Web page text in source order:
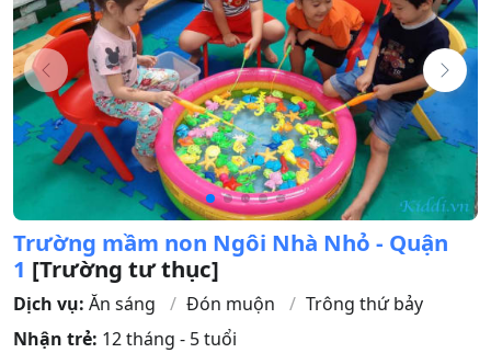
Trường mầm non Ngôi Nhà Nhỏ - Quận
1 [Trường tư thục]
Dịch vụ: Ăn sáng Đón muộn
Trông thứ bảy
Nhận trẻ: 12 tháng - 5 tuổi